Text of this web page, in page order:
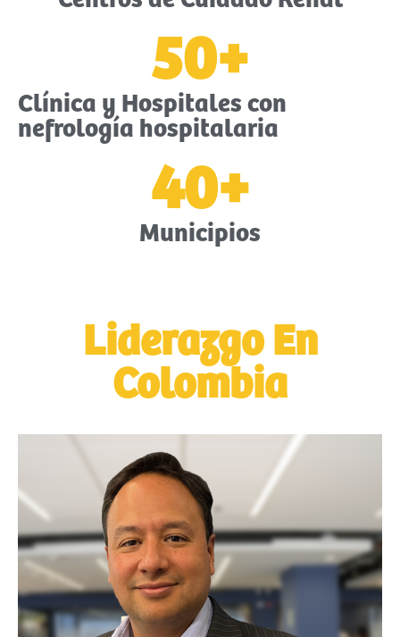
Clínica y Hospitales con
nefrología hospitalaria
50+
Municipios
40+
Liderazgo En
Colombia